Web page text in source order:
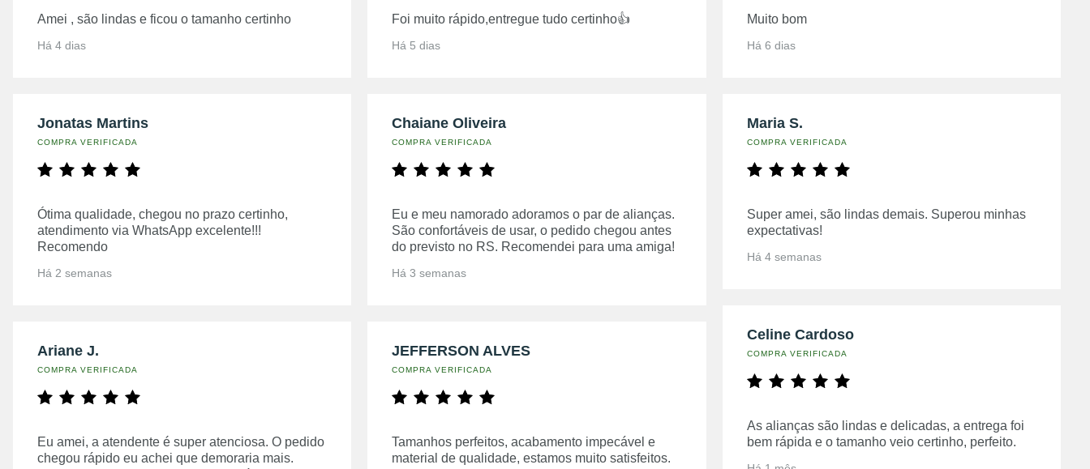
Amei , são lindas e ficou o tamanho certinho
Há 4 dias
Jonatas Martins
COMPRA VERIFICADA
Ótima qualidade, chegou no prazo certinho,
atendimento via WhatsApp excelente!!!
Recomendo
Há 2 semanas
Ariane J.
COMPRA VERIFICADA
Eu amei, a atendente é super atenciosa. O pedido
chegou rápido eu achei que demoraria mais.
Foi muito rápido,entregue tudo certinho👍
Há 5 dias
Chaiane Oliveira
COMPRA VERIFICADA
Eu e meu namorado adoramos o par de alianças.
São confortáveis de usar, o pedido chegou antes
do previsto no RS. Recomendei para uma amiga!
Há 3 semanas
JEFFERSON ALVES
COMPRA VERIFICADA
Tamanhos perfeitos, acabamento impecável e
material de qualidade, estamos muito satisfeitos.
Muito bom
Há 6 dias
Maria S.
COMPRA VERIFICADA
Super amei, são lindas demais. Superou minhas
expectativas!
Há 4 semanas
Celine Cardoso
COMPRA VERIFICADA
As alianças são lindas e delicadas, a entrega foi
bem rápida e o tamanho veio certinho, perfeito.